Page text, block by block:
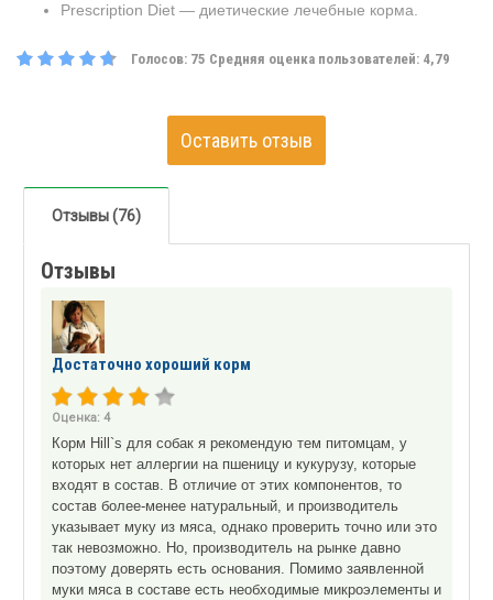
Prescription Diet — диетические лечебные корма.
Голосов: 75 Средняя оценка пользователей: 4,79
Оставить отзыв
Отзывы (76)
Отзывы
Достаточно хороший корм
Оценка: 4
Корм Hill`s для собак я рекомендую тем питомцам, у
которых нет аллергии на пшеницу и кукурузу, которые
входят в состав. В отличие от этих компонентов, то
состав более-менее натуральный, и производитель
указывает муку из мяса, однако проверить точно или это
так невозможно. Но, производитель на рынке давно
поэтому доверять есть основания. Помимо заявленной
муки мяса в составе есть необходимые микроэлементы и